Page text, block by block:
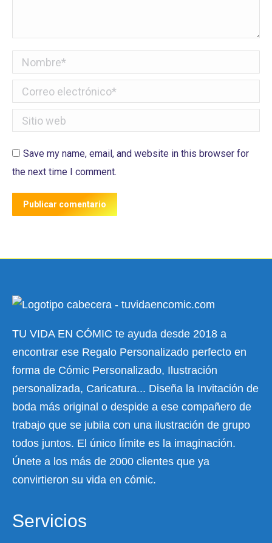
Nombre *
Correo electrónico *
Sitio web
Save my name, email, and website in this browser for
the next time I comment.
Publicar comentario
TU VIDA EN CÓMIC te ayuda desde 2018 a
encontrar ese Regalo Personalizado perfecto en
forma de Cómic Personalizado, Ilustración
personalizada, Caricatura... Diseña la Invitación de
boda más original o despide a ese compañero de
trabajo que se jubila con una ilustración de grupo
todos juntos. El único límite es la imaginación.
Únete a los más de 2000 clientes que ya
convirtieron su vida en cómic.
Servicios